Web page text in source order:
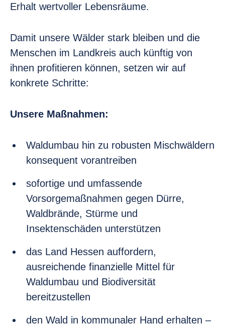
Erhalt wertvoller Lebensräume.
Damit unsere Wälder stark bleiben und die
Menschen im Landkreis auch künftig von
ihnen profitieren können, setzen wir auf
konkrete Schritte:
Unsere Maßnahmen:
Waldumbau hin zu robusten Mischwäldern
konsequent vorantreiben
sofortige und umfassende
Vorsorgemaßnahmen gegen Dürre,
Waldbrände, Stürme und
Insektenschäden unterstützen
das Land Hessen auffordern,
ausreichende finanzielle Mittel für
Waldumbau und Biodiversität
bereitzustellen
den Wald in kommunaler Hand erhalten –